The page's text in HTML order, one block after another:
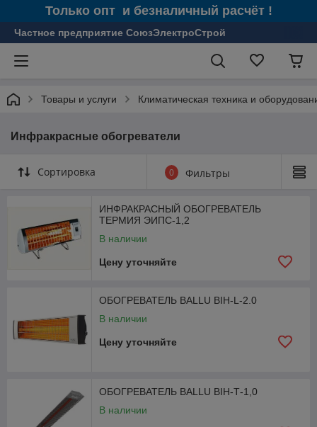
Только опт и безналичный расчёт !
Частное предприятие СоюзЭлектроСтрой
Товары и услуги Климатическая техника и
Инфракрасные обогреватели
Сортировка 0 Фильтры
ИНФРАКРАСНЫЙ ОБОГРЕВАТЕЛЬ
ТЕРМИЯ ЭИПС-1,2
В наличии
Цену уточняйте
ОБОГРЕВАТЕЛЬ BALLU BIH-L-2.0
В наличии
Цену уточняйте
ОБОГРЕВАТЕЛЬ BALLU BIH-Т-1,0
В наличии